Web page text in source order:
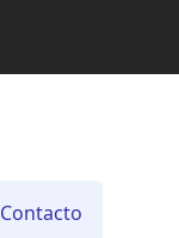
Contacto